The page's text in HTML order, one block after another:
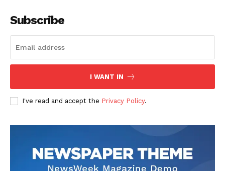
Subscribe
I WANT IN
I've read and accept the Privacy Policy.